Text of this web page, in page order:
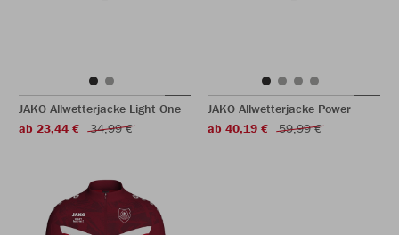
JAKO Allwetterjacke Light One
ab 23,44 €
34,99 €
JAKO Allwetterjacke Power
ab 40,19 €
59,99 €